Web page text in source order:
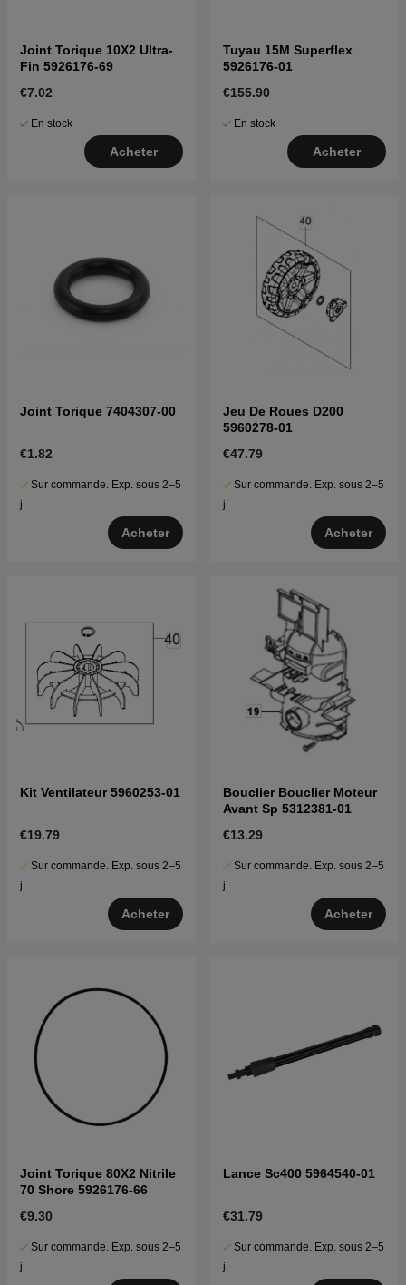
Joint Torique 10X2 Ultra-
Fin 5926176-69
€7.02
En stock
Acheter
Tuyau 15M Superflex
5926176-01
€155.90
En stock
Acheter
Joint Torique 7404307-00
€1.82
Sur commande. Exp. sous 2–5
j
Acheter
Jeu De Roues D200
5960278-01
€47.79
Sur commande. Exp. sous 2–5
j
Acheter
Kit Ventilateur 5960253-01
€19.79
Sur commande. Exp. sous 2–5
j
Acheter
Bouclier Bouclier Moteur
Avant Sp 5312381-01
€13.29
Sur commande. Exp. sous 2–5
j
Acheter
Joint Torique 80X2 Nitrile
70 Shore 5926176-66
€9.30
Sur commande. Exp. sous 2–5
j
Lance Sc400 5964540-01
€31.79
Sur commande. Exp. sous 2–5
j